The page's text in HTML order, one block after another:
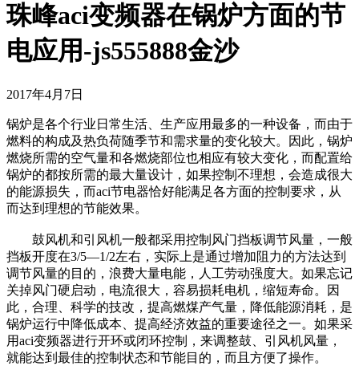
珠峰aci变频器在锅炉方面的节
电应用-js555888金沙
2017年4月7日
锅炉是各个行业日常生活、生产应用最多的一种设备，而由于
燃料的构成及热负荷随季节和需求量的变化较大。因此，锅炉
燃烧所需的空气量和各燃烧部位也相应有较大变化，而配置给
锅炉的都按所需的最大量设计，如果控制不理想，会造成很大
的能源损失，而aci节电器恰好能满足各方面的控制要求，从
而达到理想的节能效果。
鼓风机和引风机一般都采用控制风门挡板调节风量，一般
挡板开度在3/5—1/2左右，实际上是通过增加阻力的方法达到
调节风量的目的，浪费大量电能，人工劳动强度大。如果忘记
关掉风门硬启动，电流很大，容易损耗电机，缩短寿命。因
此，合理、科学的技改，提高燃煤产气量，降低能源消耗，是
锅炉运行中降低成本、提高经济效益的重要途径之一。如果采
用aci变频器进行开环或闭环控制，来调整鼓、引风机风量，
就能达到最佳的控制状态和节能目的，而且方便了操作。